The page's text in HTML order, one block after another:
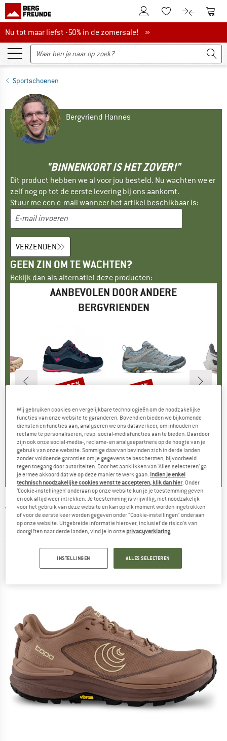
De klantenaccount
Naar deNaar de
Nu tot maar liefst -50% in de zomersale!
Nu tot maar liefst -50% in de zomersale! »
Sportschoenen
Bergvriend Hannes
"BINNENKORT IS HET ZOVER!"
Dit product hebben we al voor jou besteld. Nu wachten we er
zelf nog op tot de eerste levering bij ons aankomt.
Stuur me een e-mail wanneer het artikel beschikbaar is:
VERZENDEN
GEEN ZIN OM TE WACHTEN?
Bekijk dan als alternatief deze producten:
AANBEVOLEN DOOR ANDERE
BERGVRIENDEN
WP
prijs
)
Artikel
Banks Low Lady GTX
Productgroep
Multisportschoenen
Prijs
€ 229,95Verlaagde prijs
vanaf
€ 149,47
5,0(4)
Korting
tot -35%
Artikel
Women's Moab 3
Productgroep
Multisportschoenen
Prijs
€ 134,95Verlaagde prijs
€ 114,71
5,0(2)
Korting
-15%
Artikel
€ 144,95
tot
TOPO ATHLETIC -Women's Traverse 2 -
Multisportschoenen
Wij gebruiken cookies en vergelijkbare technologieën om de noodzakelijke
functies van onze website te garanderen. Bovendien bieden we bijkomende
diensten en functies aan, analyseren we ons dataverkeer, om inhouden en
reclame te personaliseren, resp. social-mediafuncties aan te bieden. Daardoor
zijn ook onze social-media-, reclame- en analysepartners op de hoogte van je
gebruik van onze website. Sommige daarvan bevinden zich in derde landen
zonder voldoende garanties om je gegevens te beschermen, bijvoorbeeld
tegen toegang door autoriteiten. Door het aanklikken van ‘Alles selecteren’ ga
je ermee akkoord dat we op deze manier te werk gaan. Indien je enkel
technisch noodzakelijke cookies wenst te accepteren, klik dan hier. Onder
‘Cookie-instellingen’ onderaan op onze website kun je je toestemming geven
en ook altijd weer intrekken. Je toestemming is vrijwillig, niet noodzakelijk
voor het gebruik van deze website en kan op elk moment worden ingetrokken
of voor de eerste keer worden gegeven onder "Cookie-instellingen" onderaan
op onze website. Uitgebreide informatie hierover, inclusief de risico's van
doorgiften naar derde landen, vind je in onze privacyverklaring.
INSTELLINGEN ALLES SELECTEREN